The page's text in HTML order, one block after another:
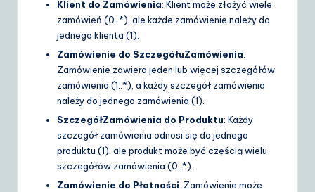
Klient do Zamówienia: Klient może złożyć wiele
zamówień (0..*), ale każde zamówienie należy do
jednego klienta (1).
Zamówienie do SzczegółuZamówienia:
Zamówienie zawiera jeden lub więcej szczegółów
zamówienia (1..*), a każdy szczegół zamówienia
należy do jednego zamówienia (1).
SzczegółZamówienia do Produktu: Każdy
szczegół zamówienia odnosi się do jednego
produktu (1), ale produkt może być częścią wielu
szczegółów zamówienia (0..*).
Zamówienie do Płatności: Zamówienie może